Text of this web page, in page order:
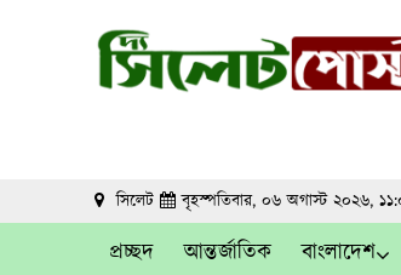
সিলেট বৃহস্পতিবার, ০৬ অগাস্ট ২০২৬,
প্রচ্ছদ আন্তর্জাতিক বাংলাদেশ